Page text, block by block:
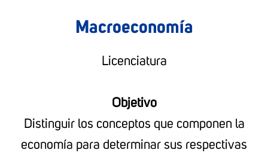
Macroeconomía
Licenciatura
Objetivo
Distinguir los conceptos que componen la
economía para determinar sus respectivas